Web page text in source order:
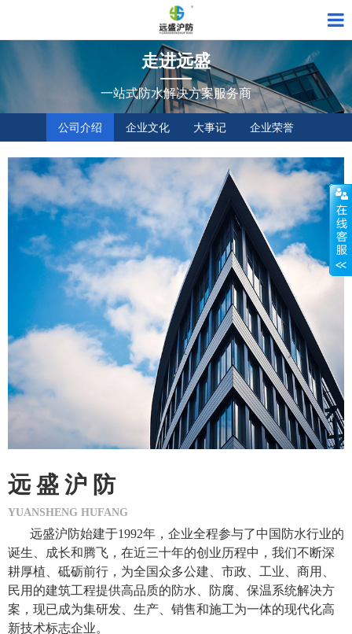
走进远盛
一站式防水解决方案服务商
公司介绍 企业文化 大事记 企业荣誉
远 盛 沪 防
YUANSHENG HUFANG
远盛沪防始建于1992年，企业全程参与了中国防水行业的
诞生、成长和腾飞，在近三十年的创业历程中，我们不断深
耕厚植、砥砺前行，为全国众多公建、市政、工业、商用、
民用的建筑工程提供高品质的防水、防腐、保温系统解决方
案，现已成为集研发、生产、销售和施工为一体的现代化高
新技术标志企业。